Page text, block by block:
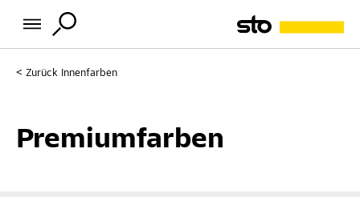
Zurück Innenfarben
Premiumfarben